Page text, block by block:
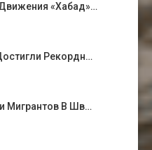
«Хабад»…
Рекордн…
Мигрантов В Шв…